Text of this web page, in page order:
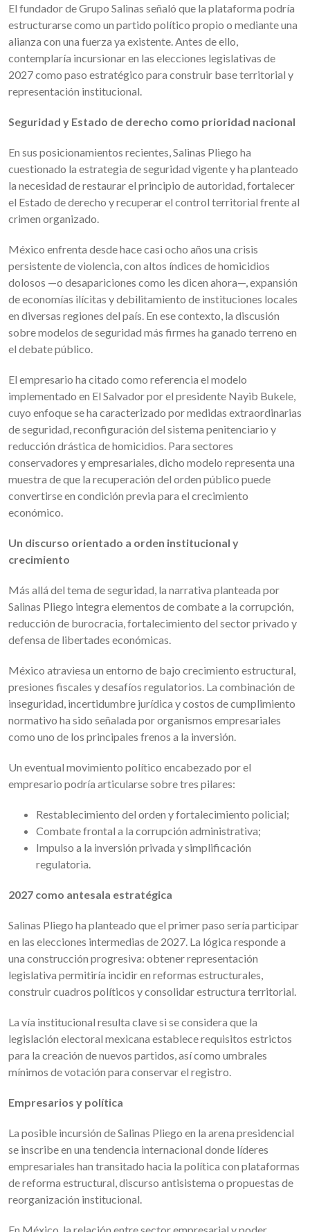
El fundador de Grupo Salinas señaló que la plataforma podría
estructurarse como un partido político propio o mediante una
alianza con una fuerza ya existente. Antes de ello,
contemplaría incursionar en las elecciones legislativas de
2027 como paso estratégico para construir base territorial y
representación institucional.
Seguridad y Estado de derecho como prioridad nacional
En sus posicionamientos recientes, Salinas Pliego ha
cuestionado la estrategia de seguridad vigente y ha planteado
la necesidad de restaurar el principio de autoridad, fortalecer
el Estado de derecho y recuperar el control territorial frente al
crimen organizado.
México enfrenta desde hace casi ocho años una crisis
persistente de violencia, con altos índices de homicidios
dolosos —o desapariciones como les dicen ahora—, expansión
de economías ilícitas y debilitamiento de instituciones locales
en diversas regiones del país. En ese contexto, la discusión
sobre modelos de seguridad más firmes ha ganado terreno en
el debate público.
El empresario ha citado como referencia el modelo
implementado en El Salvador por el presidente Nayib Bukele,
cuyo enfoque se ha caracterizado por medidas extraordinarias
de seguridad, reconfiguración del sistema penitenciario y
reducción drástica de homicidios. Para sectores
conservadores y empresariales, dicho modelo representa una
muestra de que la recuperación del orden público puede
convertirse en condición previa para el crecimiento
económico.
Un discurso orientado a orden institucional y
crecimiento
Más allá del tema de seguridad, la narrativa planteada por
Salinas Pliego integra elementos de combate a la corrupción,
reducción de burocracia, fortalecimiento del sector privado y
defensa de libertades económicas.
México atraviesa un entorno de bajo crecimiento estructural,
presiones fiscales y desafíos regulatorios. La combinación de
inseguridad, incertidumbre jurídica y costos de cumplimiento
normativo ha sido señalada por organismos empresariales
como uno de los principales frenos a la inversión.
Un eventual movimiento político encabezado por el
empresario podría articularse sobre tres pilares:
Restablecimiento del orden y fortalecimiento policial;
Combate frontal a la corrupción administrativa;
Impulso a la inversión privada y simplificación
regulatoria.
2027 como antesala estratégica
Salinas Pliego ha planteado que el primer paso sería participar
en las elecciones intermedias de 2027. La lógica responde a
una construcción progresiva: obtener representación
legislativa permitiría incidir en reformas estructurales,
construir cuadros políticos y consolidar estructura territorial.
La vía institucional resulta clave si se considera que la
legislación electoral mexicana establece requisitos estrictos
para la creación de nuevos partidos, así como umbrales
mínimos de votación para conservar el registro.
Empresarios y política
La posible incursión de Salinas Pliego en la arena presidencial
se inscribe en una tendencia internacional donde líderes
empresariales han transitado hacia la política con plataformas
de reforma estructural, discurso antisistema o propuestas de
reorganización institucional.